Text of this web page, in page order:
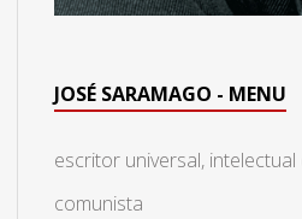
JOSÉ SARAMAGO - MENU
escritor universal, intelectual
comunista